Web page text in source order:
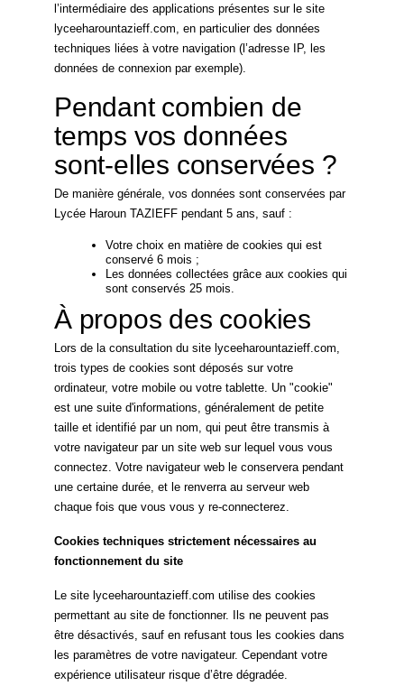
l’intermédiaire des applications présentes sur le site
lyceeharountazieff.com, en particulier des données
techniques liées à votre navigation (l’adresse IP, les
données de connexion par exemple).
Pendant combien de
temps vos données
sont-elles conservées ?
De manière générale, vos données sont conservées par
Lycée Haroun TAZIEFF pendant 5 ans, sauf :
Votre choix en matière de cookies qui est
conservé 6 mois ;
Les données collectées grâce aux cookies qui
sont conservés 25 mois.
À propos des cookies
Lors de la consultation du site lyceeharountazieff.com,
trois types de cookies sont déposés sur votre
ordinateur, votre mobile ou votre tablette. Un "cookie"
est une suite d'informations, généralement de petite
taille et identifié par un nom, qui peut être transmis à
votre navigateur par un site web sur lequel vous vous
connectez. Votre navigateur web le conservera pendant
une certaine durée, et le renverra au serveur web
chaque fois que vous vous y re-connecterez.
Cookies techniques strictement nécessaires au
fonctionnement du site
Le site lyceeharountazieff.com utilise des cookies
permettant au site de fonctionner. Ils ne peuvent pas
être désactivés, sauf en refusant tous les cookies dans
les paramètres de votre navigateur. Cependant votre
expérience utilisateur risque d’être dégradée.